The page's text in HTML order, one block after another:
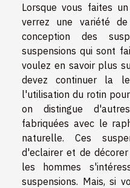
Lorsque vous faites
verrez une variété
conception des
suspensions qui sont
voulez en savoir plus
devez continuer la
l'utilisation du rotin
on distingue
fabriquées avec le
naturelle. Ces
d'eclairer et de
les hommes
suspensions. Mais, si